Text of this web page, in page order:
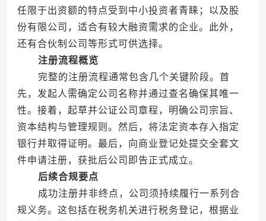
任限于出资额的特点受到中小投资者青睐；以及股
份有限公司，适合有较大融资需求的企业。此外，
还有合伙制公司等形式可供选择。
注册流程概览
完整的注册流程通常包含几个关键阶段。首
先，发起人需确定公司名称并通过查名确保其唯一
性。接着，起草并公证公司章程，明确公司宗旨、
资本结构与管理规则。然后，将法定资本存入指定
银行并取得证明。最后，向商业登记处提交全套文
件申请注册，获批后公司即告正式成立。
后续合规要点
成功注册并非终点，公司须持续履行一系列合
规义务。这包括在税务机关进行税务登记，根据业